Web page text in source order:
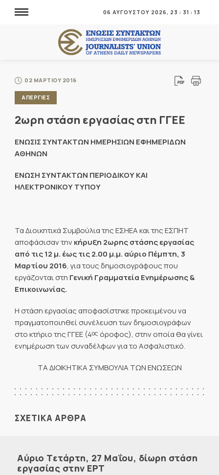
06 ΑΥΓΟΥΣΤΟΥ 2026, 23 : 31 : 13
02 ΜΑΡΤΙΟΥ 2016
ΑΠΕΡΓΙΕΣ
2ωρη στάση εργασίας στη ΓΓΕΕ
ΕΝΩΣΙΣ ΣΥΝΤΑΚΤΩΝ ΗΜΕΡΗΣΙΩΝ ΕΦΗΜΕΡΙΔΩΝ
ΑΘΗΝΩΝ
ΕΝΩΣΗ ΣΥΝΤΑΚΤΩΝ ΠΕΡΙΟΔΙΚΟΥ ΚΑΙ
ΗΛΕΚΤΡΟΝΙΚΟΥ ΤΥΠΟΥ
Τα Διοικητικά Συμβούλια της ΕΣΗΕΑ και της ΕΣΠΗΤ
αποφάσισαν τηνκήρυξη 2ωρηςστάσης εργασίας
από τις12 μ. έως τις2.00 μ.μ. αύριο Πέμπτη, 3
Μαρτίου 2016, για τους δημοσιογράφους που
εργάζονται στη Γενική Γραμματεία Ενημέρωσης &
Επικοινωνίας.
Η στάση εργασίας αποφασίστηκε προκειμένου να
πραγματοποιηθεί συνέλευση των δημοσιογράφων
στο κτήριο της ΓΓΕΕ (4ος όροφος), στην οποία θα γίνει
ενημέρωση των συναδέλφων για το Ασφαλιστικό.
ΤΑ ΔΙΟΙΚΗΤΙΚΑ ΣΥΜΒΟΥΛΙΑ ΤΩΝ ΕΝΩΣΕΩΝ
ΣΧΕΤΙΚΑ ΑΡΘΡΑ
Αύριο Τετάρτη, 27 Μαΐου, δίωρη στάση
εργασίας στην ΕΡΤ